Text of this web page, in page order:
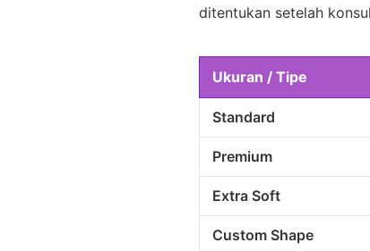
ditentukan setelah
Ukuran / Tipe
Standard
Premium
Extra Soft
Custom Shape